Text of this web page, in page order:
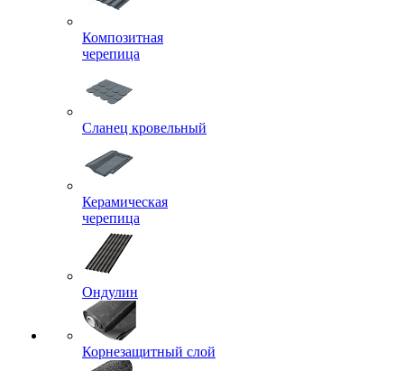
Композитная
черепица
Сланец кровельный
Керамическая
черепица
Ондулин
Корнезащитный слой